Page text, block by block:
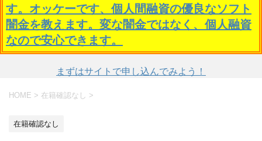
す。オッケーです、個人間融資の優良なソフト
闇金を教えます。変な闇金ではなく、個人融資
なので安心できます。
まずはサイトで申し込んでみよう！
HOME > 在籍確認なし >
在籍確認なし